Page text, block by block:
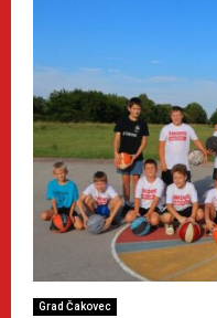
Grad Čakovec